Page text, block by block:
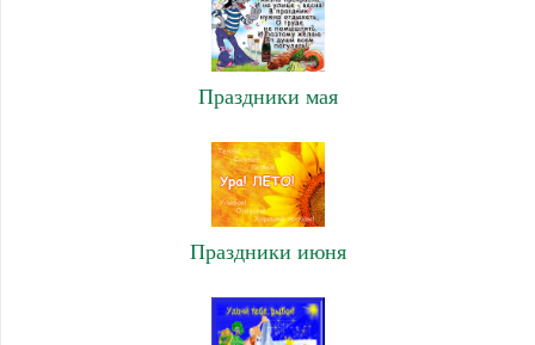
Праздники мая
Праздники июня